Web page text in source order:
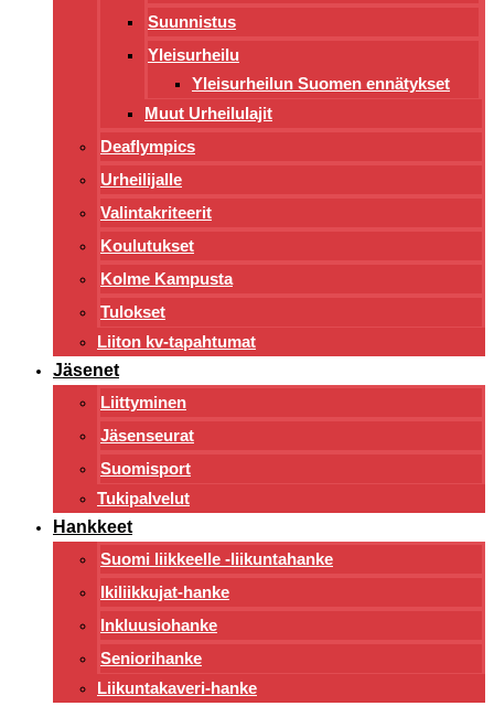
Suunnistus
Yleisurheilu
Yleisurheilun Suomen ennätykset
Muut Urheilulajit
Deaflympics
Urheilijalle
Valintakriteerit
Koulutukset
Kolme Kampusta
Tulokset
Liiton kv-tapahtumat
Jäsenet
Liittyminen
Jäsenseurat
Suomisport
Tukipalvelut
Hankkeet
Suomi liikkeelle -liikuntahanke
Ikiliikkujat-hanke
Inkluusiohanke
Seniorihanke
Liikuntakaveri-hanke